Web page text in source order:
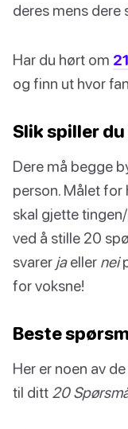
deres mens dere
Har du hørt om
og finn ut hvor
Slik spiller
Dere må begge
person. Målet for
skal gjette
ved å stille 20
svarer jaeller nei
for voksne!
Beste
Her er noen av
til ditt 20